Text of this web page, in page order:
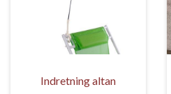
Indretning altan